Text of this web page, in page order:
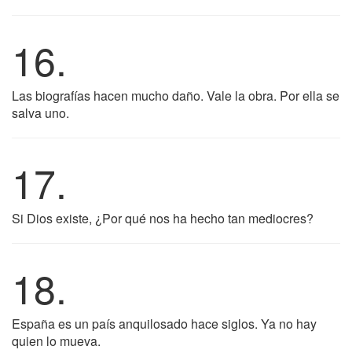
16.
Las biografías hacen mucho daño. Vale la obra. Por ella se
salva uno.
17.
Si Dios existe, ¿Por qué nos ha hecho tan mediocres?
18.
España es un país anquilosado hace siglos. Ya no hay
quien lo mueva.